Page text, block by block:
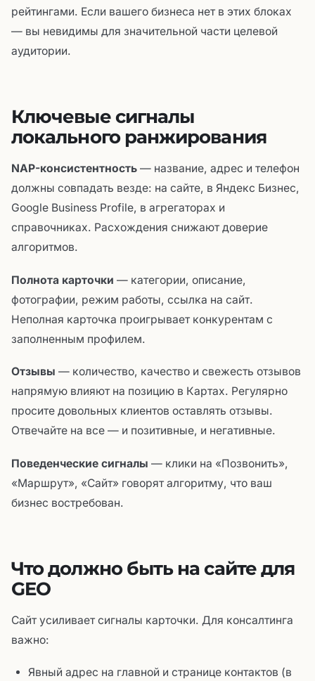
рейтингами. Если вашего бизнеса нет в этих блоках
— вы невидимы для значительной части целевой
аудитории.
Ключевые сигналы
локального ранжирования
NAP-консистентность — название, адрес и телефон
должны совпадать везде: на сайте, в Яндекс Бизнес,
Google Business Profile, в агрегаторах и
справочниках. Расхождения снижают доверие
алгоритмов.
Полнота карточки — категории, описание,
фотографии, режим работы, ссылка на сайт.
Неполная карточка проигрывает конкурентам с
заполненным профилем.
Отзывы — количество, качество и свежесть отзывов
напрямую влияют на позицию в Картах. Регулярно
просите довольных клиентов оставлять отзывы.
Отвечайте на все — и позитивные, и негативные.
Поведенческие сигналы — клики на «Позвонить»,
«Маршрут», «Сайт» говорят алгоритму, что ваш
бизнес востребован.
Что должно быть на сайте для
GEO
Сайт усиливает сигналы карточки. Для консалтинга
важно:
Явный адрес на главной и странице контактов (в